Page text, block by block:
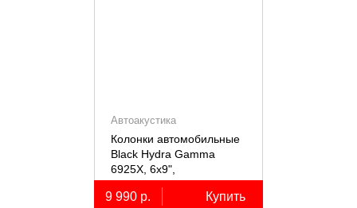
Автоакустика
Колонки автомобильные
Black Hydra Gamma
6925X, 6х9",
коаксиальные
двухполосные, 2 шт.
9 990 р. Купить